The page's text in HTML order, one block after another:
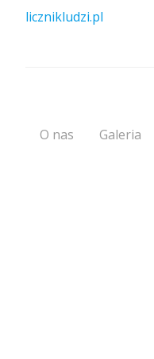
licznikludzi.pl
O nas
Galeria